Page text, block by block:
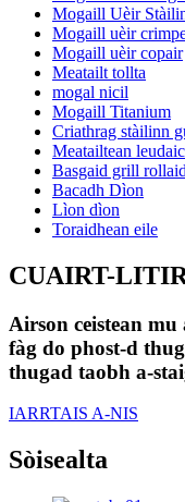
Mogaill Uèir
Mogaill uèir
Mogaill uèir copair
Meatailt tollta
mogal nicil
Mogaill Titanium
Criathrag stàilinn
Meatailtean
Basgaid grill
Bacadh Dìon
Lìon dìon
Toraidhean eile
CUAIRT-
Airson ceistean
fàg do phost-d
thugad taobh a-
IARRTAIS A-NIS
Sòisealta